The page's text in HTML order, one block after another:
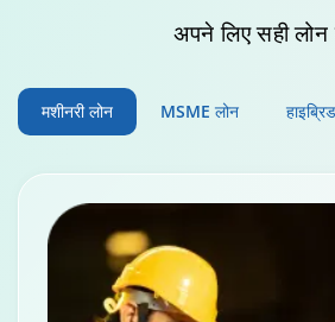
अपने लिएसही लोन
मशीनरी लोन MSME लोन